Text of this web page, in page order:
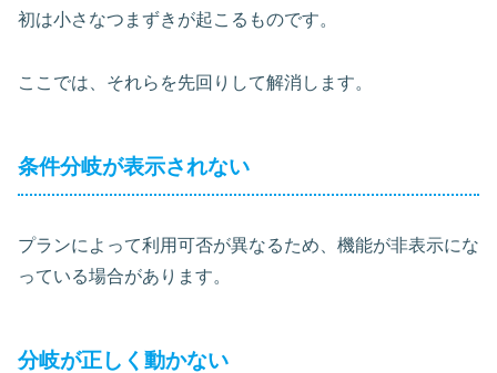
初は小さなつまずきが起こるものです。
ここでは、それらを先回りして解消します。
条件分岐が表示されない
プランによって利用可否が異なるため、機能が非表示にな
っている場合があります。
分岐が正しく動かない